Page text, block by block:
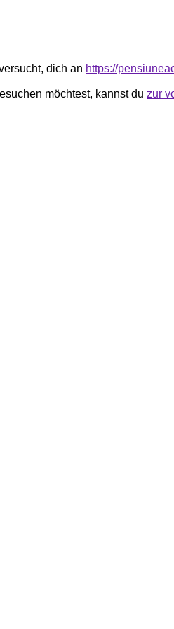
dich an https://
möchtest, kannst du zur